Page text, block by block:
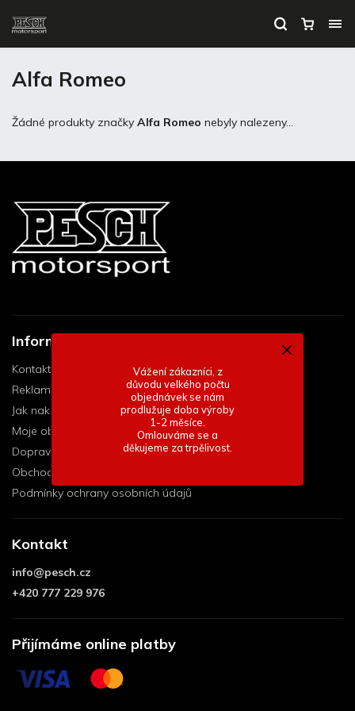
Vážení zákazníci, z
důvodu velkého počtu
objednávek se nám
prodlužuje doba výroby
1-2 měsíce.
Omlouváme se a
děkujeme za trpělivost.
Alfa Romeo
Žádné produkty značky Alfa Romeo nebyly nalezeny...
Informace pro vás
Kontakt
Reklamační řád
Jak nakupovat
Moje objednávka
Doprava a platba
Obchodní podmínky
Podmínky ochrany osobních údajů
Kontakt
info@pesch.cz
+420 777 229 976
Přijímáme online platby